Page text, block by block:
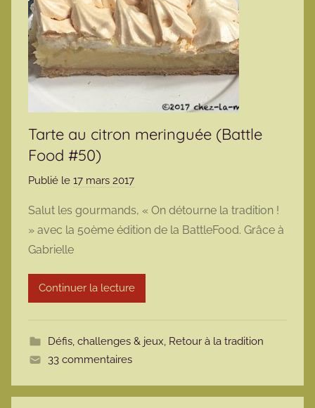
Tarte au citron meringuée (Battle
Food #50)
Publié le 17 mars 2017
r
m
r
m
t
Salut les gourmands, « On détourne la tradition !
» avec la 50ème édition de la BattleFood. Grâce à
Gabrielle
Continuer la lecture
Défis, challenges & jeux, Retour à la tradition
33 commentaires